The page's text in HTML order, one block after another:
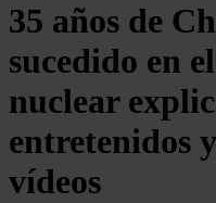
35 años de
sucedido en
nuclear
entretenidos
vídeos